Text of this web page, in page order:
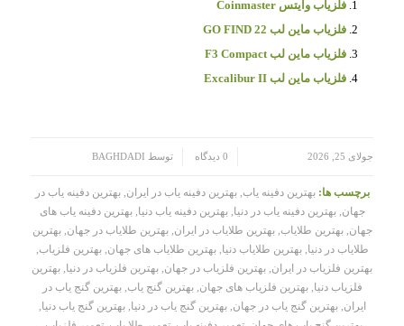
فلزیاب وایتس Coinmaster
فلزیاب ماین لب GO FIND 22
فلزیاب ماین لب F3 Compact
فلزیاب ماین لب Excalibur II
جولای 25, 2026 0 دیدگاه توسط BAGHDADI
برچسب ها: بهترین دفینه یاب,بهترین دفینه یاب در ایران,بهترین دفینه یاب در
جهان,بهترین دفینه یاب در دنیا,بهترین دفینه یاب دنیا,بهترین دفینه یاب های
جهان,بهترین طلایاب,بهترین طلایاب در ایران,بهترین طلایاب در جهان,بهترین
طلایاب در دنیا,بهترین طلایاب دنیا,بهترین طلایاب های جهان,بهترین فلزیاب,
بهترین فلزیاب در ایران, بهترین فلزیاب در جهان, بهترین فلزیاب در دنیا, بهترین
فلزیاب دنیا,بهترین فلزیاب های جهان,بهترین گنج یاب,بهترین گنج یاب در
ایران,بهترین گنج یاب در جهان,بهترین گنج یاب در دنیا,بهترین گنج یاب دنیا,